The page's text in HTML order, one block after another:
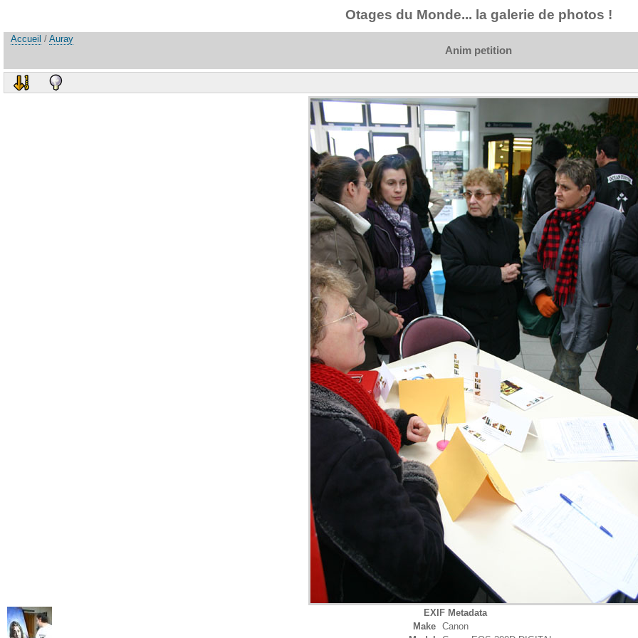
Otages du Monde... la galerie de photos !
Accueil / Auray
Anim petition
EXIF Metadata
Make
Canon